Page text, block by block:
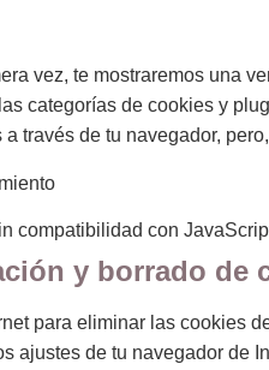
vez, te mostraremos una
categorías de cookies y
través de tu navegador,
compatibilidad con
y borrado de
para eliminar las cookies
ajustes de tu navegador de